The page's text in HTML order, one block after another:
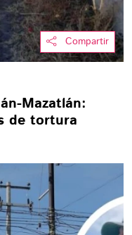
Compartir
Mazatlán:
de tortura